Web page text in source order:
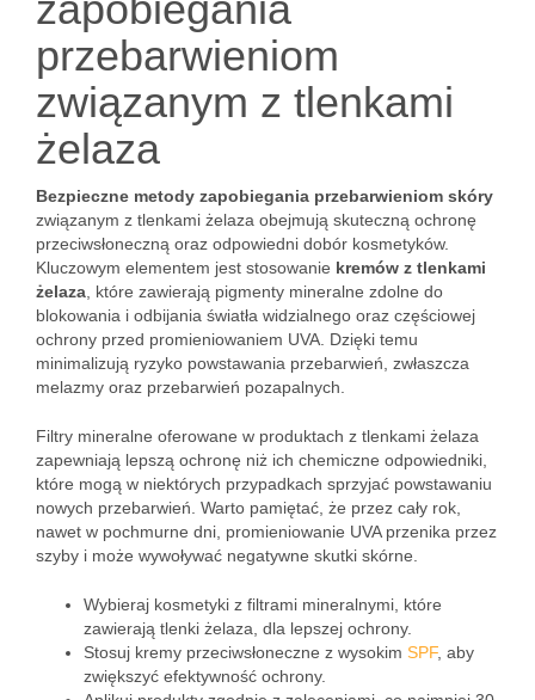
przebarwieniom
związanym z tlenkami
żelaza
Bezpieczne metody zapobiegania przebarwieniom skóry
związanym z tlenkami żelaza obejmują skuteczną ochronę
przeciwsłoneczną oraz odpowiedni dobór kosmetyków.
Kluczowym elementem jest stosowanie kremów z tlenkami
żelaza , które zawierają pigmenty mineralne zdolne do
blokowania i odbijania światła widzialnego oraz częściowej
ochrony przed promieniowaniem UVA. Dzięki temu
minimalizują ryzyko powstawania przebarwień, zwłaszcza
melazmy oraz przebarwień pozapalnych.
Filtry mineralne oferowane w produktach z tlenkami żelaza
zapewniają lepszą ochronę niż ich chemiczne odpowiedniki,
które mogą w niektórych przypadkach sprzyjać powstawaniu
nowych przebarwień. Warto pamiętać, że przez cały rok,
nawet w pochmurne dni, promieniowanie UVA przenika przez
szyby i może wywoływać negatywne skutki skórne.
Wybieraj kosmetyki z filtrami mineralnymi, które
zawierają tlenki żelaza, dla lepszej ochrony.
Stosuj kremy przeciwsłoneczne z wysokim SPF, aby
zwiększyć efektywność ochrony.